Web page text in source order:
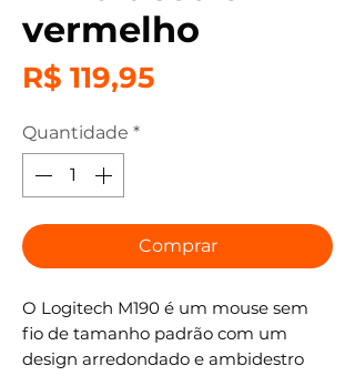
vermelho
R$ 119,95Preço
Quantidade *
Comprar
O Logitech M190 é um mouse sem
fio de tamanho padrão com um
design arredondado e ambidestro